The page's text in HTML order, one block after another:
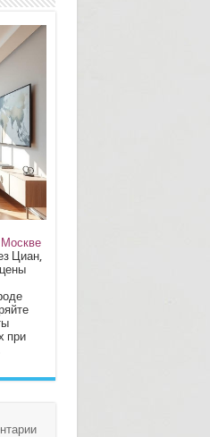
Москве
Циан,
при